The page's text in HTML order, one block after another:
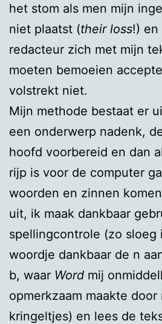
het stom als men mijn
niet plaatst (their loss!) en
redacteur zich met mijn
moeten bemoeien
volstrekt niet.
Mijn methode bestaat er
een onderwerp nadenk,
hoofd voorbereid en dan
rijp is voor de computer
woorden en zinnen
uit, ik maak dankbaar
spellingcontrole (zo
woordje dankbaar de n
b, waar Word mij
opmerkzaam maakte
kringeltjes) en lees de